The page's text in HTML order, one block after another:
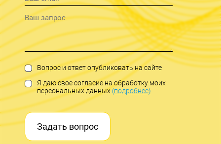
Вопрос и ответ опубликовать на сайте
Я даю свое согласие на обработку моих
персональных данных(подробнее)
Задать вопрос